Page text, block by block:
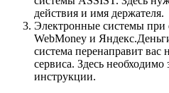
действия и имя держателя.
Электронные системы при
WebMoney и
система перенаправит вас
сервиса. Здесь
инструкции.